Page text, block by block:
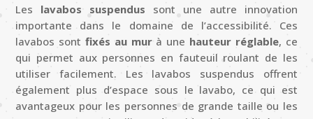
Les lavabos suspendus sont une autre innovation
importante dans le domaine de l’accessibilité. Ces
lavabos sontfixés au murà une hauteur réglable, ce
qui permet aux personnes en fauteuil roulant de les
utiliser facilement. Les lavabos suspendus offrent
également plus d’espace sous le lavabo, ce qui est
avantageux pour les personnes de grande taille ou les